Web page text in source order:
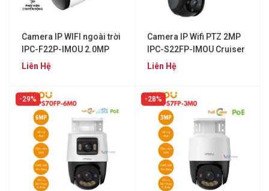
Camera IP WIFI ngoài trời
IPC-F22P-IMOU 2.0MP
FullHD
Liên Hệ
Camera IP Wifi PTZ 2MP
IPC-S22FP-IMOU Cruiser
Liên Hệ
29% 28%